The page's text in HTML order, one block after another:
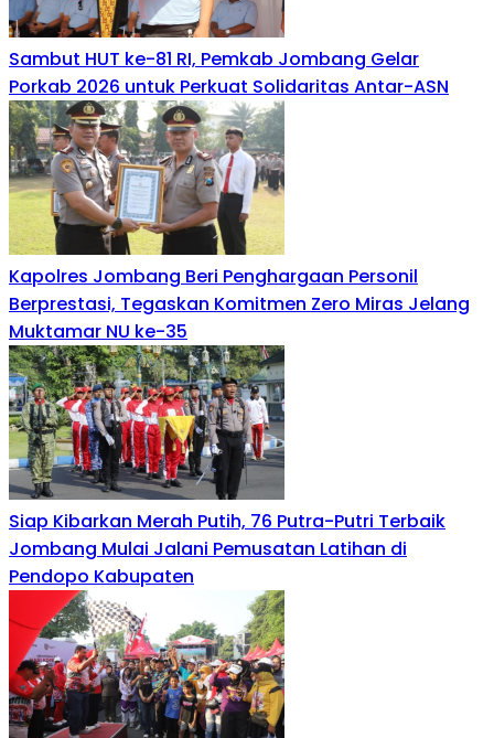
Sambut HUT ke-81 RI, Pemkab Jombang Gelar
Porkab 2026 untuk Perkuat Solidaritas Antar-ASN
Kapolres Jombang Beri Penghargaan Personil
Berprestasi, Tegaskan Komitmen Zero Miras Jelang
Muktamar NU ke-35
Siap Kibarkan Merah Putih, 76 Putra-Putri Terbaik
Jombang Mulai Jalani Pemusatan Latihan di
Pendopo Kabupaten